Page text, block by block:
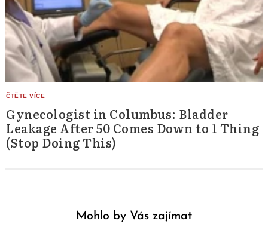
Gynecologist in Columbus: Bladder
Leakage After 50 Comes Down to 1 Thing
(Stop Doing This)
Mohlo by Vás zajímat